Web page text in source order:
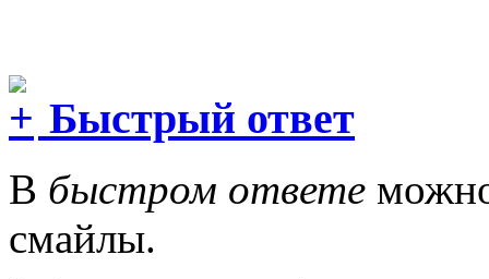
Быстрый ответ
В быстром ответе
смайлы.